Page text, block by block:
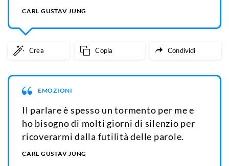
CARL GUSTAV JUNG
Crea Copia Condividi
EMOZIONI
Il parlare è spesso un tormento per me e
ho bisogno di molti giorni di silenzio per
ricoverarmi dalla futilità delle parole.
CARL GUSTAV JUNG